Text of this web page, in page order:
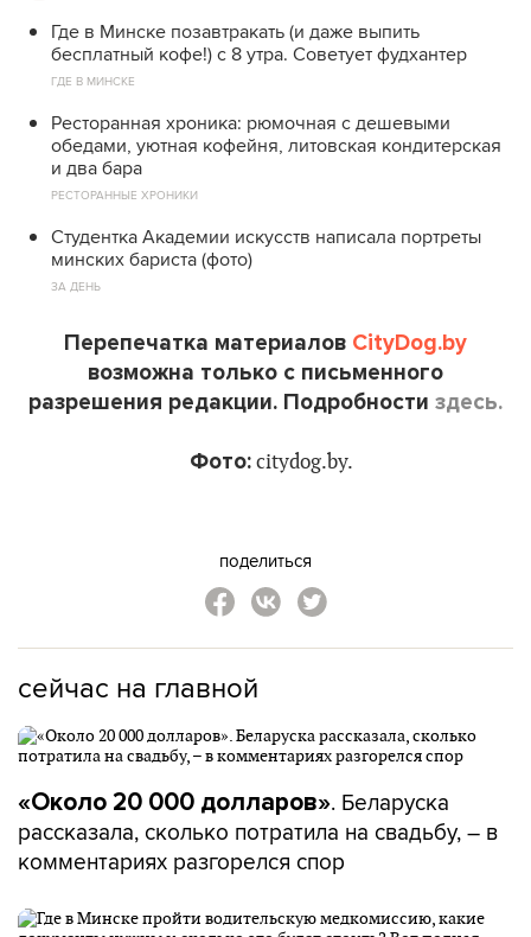
Где в Минске позавтракать (и даже выпить
бесплатный кофе!) с 8 утра. Советует фудхантер
ГДЕ В МИНСКЕ
Ресторанная хроника: рюмочная с дешевыми
обедами, уютная кофейня, литовская кондитерская
и два бара
РЕСТОРАННЫЕ ХРОНИКИ
Студентка Академии искусств написала портреты
минских бариста (фото)
ЗА ДЕНЬ
Перепечатка материалов CityDog.by
возможна только с письменного
разрешения редакции. Подробности здесь.
Фото:citydog.by.
поделиться
сейчас на главной
«Около 20 000 долларов». Беларуска
рассказала, сколько потратила на свадьбу, – в
комментариях разгорелся спор